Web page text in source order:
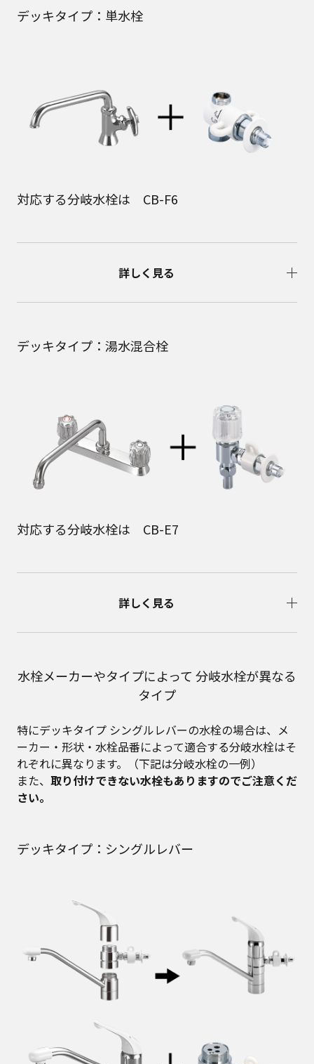
デッキタイプ：単水栓
対応する分岐水栓は CB-F6
詳しく見る
デッキタイプ：湯水混合栓
対応する分岐水栓は CB-E7
詳しく見る
水栓メーカーやタイプによって 分岐水栓が異なる
タイプ
特にデッキタイプ シングルレバーの水栓の場合は、メ
ーカー・形状・水栓品番によって適合する分岐水栓はそ
れぞれに異なります。（下記は分岐水栓の一例）
また、 取り付けできない水栓もありますのでご注意くだ
さい。
デッキタイプ：シングルレバー